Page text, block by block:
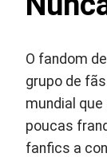
O fandom
grupo de
mundial
poucas
fanfics a